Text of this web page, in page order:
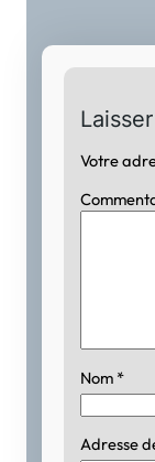
Votre
Nom *
Adresse